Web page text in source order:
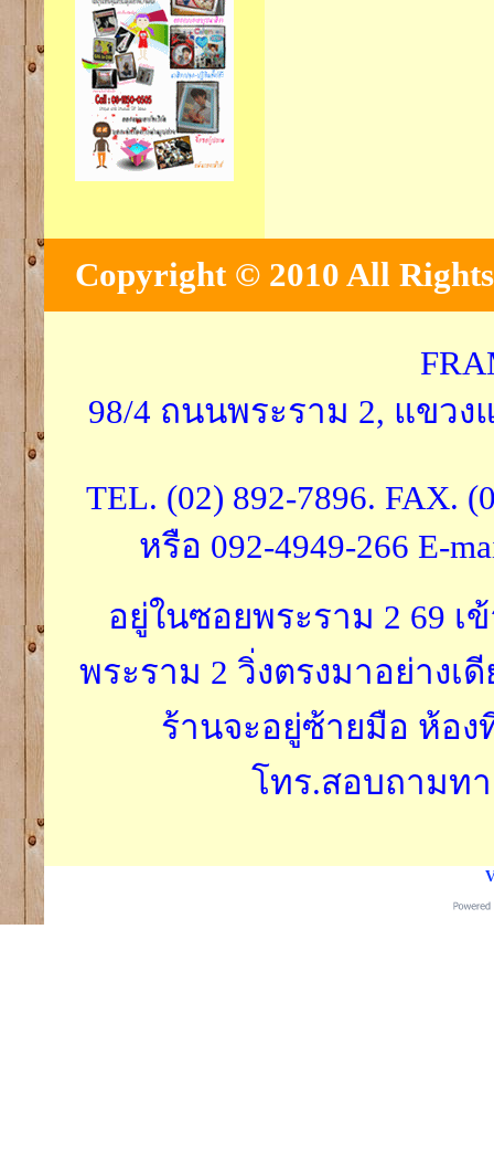
Copyright © 2010 All
98/4 ถนนพระราม 2, แขวง
TEL. (02) 892-7896. FAX.
หรือ 092-4949-266 E-
อยู่ในซอยพระราม 2 69 เ
พระราม 2 วิ่งตรงมาอย่างเ
ร้านจะอยู่ซ้ายมือ ห้อง
โทร.สอบถามทา